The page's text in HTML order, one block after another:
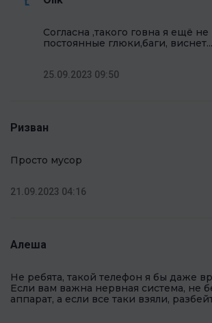
Согласна ,такого говна я ещё не
постоянные глюки,баги,
25.09.2023 09:50
Ризван
Просто мусор
21.09.2023 04:16
Алеша
Не ребята, такой телефон я бы даже
Если вам важна нервная система, не
аппарат, а если все таки взяли,